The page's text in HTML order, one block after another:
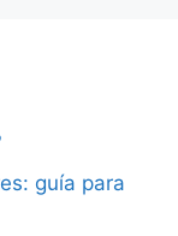
guía para